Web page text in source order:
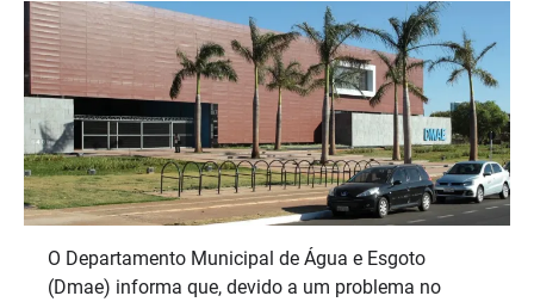
O Departamento Municipal de Água e Esgoto
(Dmae) informa que, devido a um problema no